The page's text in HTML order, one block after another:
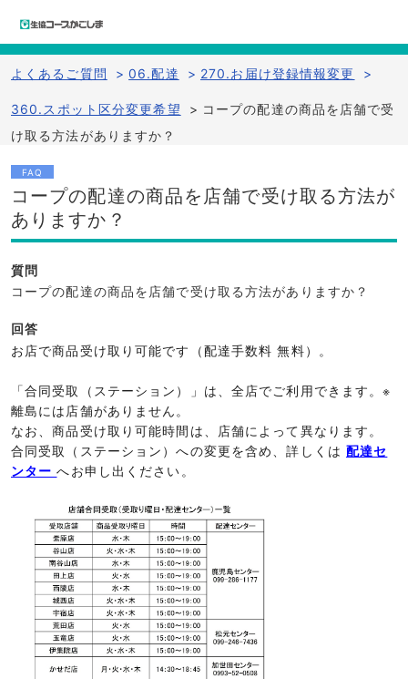
よくあるご質問 > 06.配達 > 270.お届け登録情報変更 >
360.スポット区分変更希望 > コープの配達の商品を店舗で受
け取る方法がありますか？
FAQ
コープの配達の商品を店舗で受け取る方法が
ありますか？
質問
コープの配達の商品を店舗で受け取る方法がありますか？
回答
お店で商品受け取り可能です（配達手数料 無料）。
「合同受取（ステーション）」は、全店でご利用できます。※
離島には店舗がありません。
なお、商品受け取り可能時間は、店舗によって異なります。
合同受取（ステーション）への変更を含め、詳しくは 配達セ
ンターへお申し出ください。